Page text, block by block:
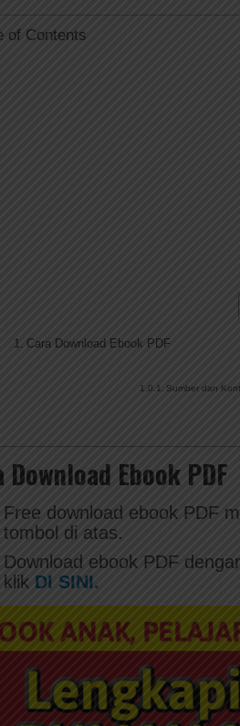
of Contents
Cara Download Ebook PDF
Sumber dan
Download Ebook PDF
Free download ebook PDF
tombol di atas.
Download ebook PDF
klik DI SINI.